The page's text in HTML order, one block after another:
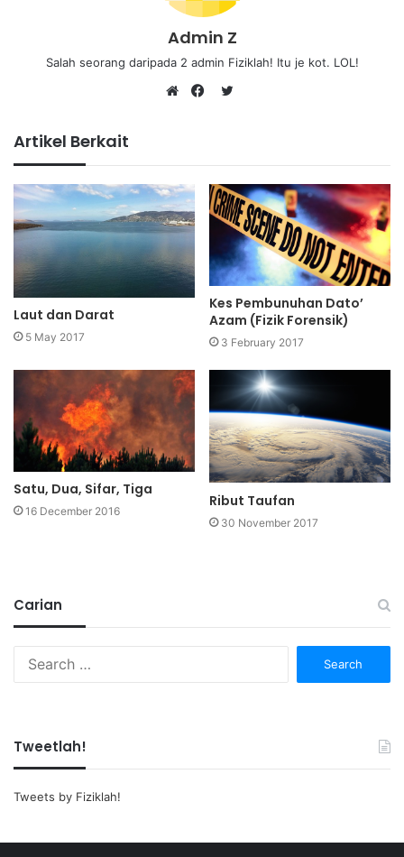
Admin Z
Salah seorang daripada 2 admin Fiziklah! Itu je kot. LOL!
Artikel Berkait
Laut dan Darat
5 May 2017
Kes Pembunuhan Dato’
Azam (Fizik Forensik)
3 February 2017
Satu, Dua, Sifar, Tiga
16 December 2016
Ribut Taufan
30 November 2017
Carian
Tweetlah!
Tweets by Fiziklah!